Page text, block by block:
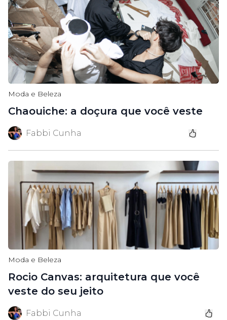
Moda e Beleza
Chaouiche: a doçura que você veste
Fabbi Cunha
Moda e Beleza
Rocio Canvas: arquitetura que você
veste do seu jeito
Fabbi Cunha